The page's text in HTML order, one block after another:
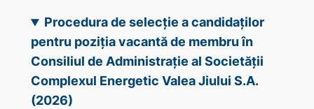
Procedura de selecție a candidaților
pentru poziția vacantă de membru în
Consiliul de Administrație al Societății
Complexul Energetic Valea Jiului S.A.
(2026)